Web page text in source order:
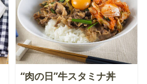
“肉の日”牛スタミナ丼